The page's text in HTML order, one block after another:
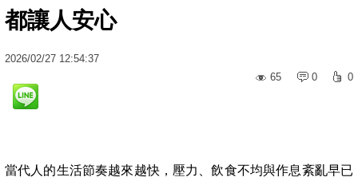
都讓人安心
2026/02/27 12:54:37
65
0 0
當代人的生活節奏越來越快，壓力、飲食不均與作息紊亂早已